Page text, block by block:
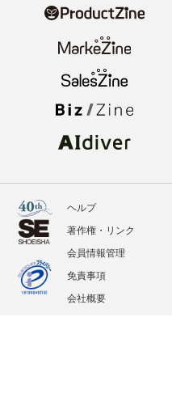
ヘルプ
著作権・リンク
会員情報管理
免責事項
会社概要